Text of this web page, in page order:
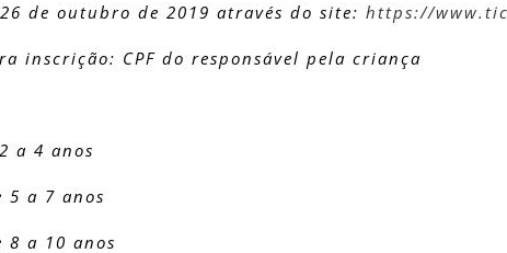
de outubro de 2019 através do site: https://
inscrição: CPF do responsável pela criança
a 4 anos
5 a 7 anos
8 a 10 anos